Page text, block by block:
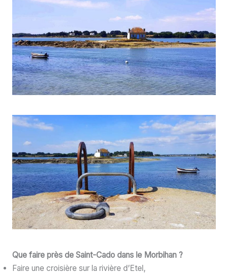
Que faire près de Saint-Cado dans le Morbihan ?
Faire une croisière sur la rivière d’Etel,